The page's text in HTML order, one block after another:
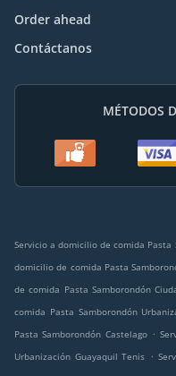
Order ahead
Contáctanos
MÉTODOS
Servicio a domicilio de comida
domicilio de comida Pasta
de comida Pasta Samborondón
comida Pasta Samborondón
Pasta Samborondón Castelago .
Urbanización Guayaquil Tenis .